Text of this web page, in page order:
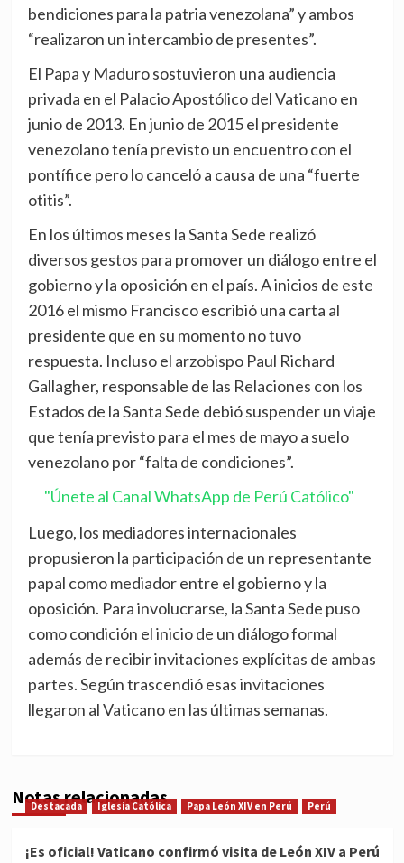
bendiciones para la patria venezolana” y ambos
“realizaron un intercambio de presentes”.
El Papa y Maduro sostuvieron una audiencia
privada en el Palacio Apostólico del Vaticano en
junio de 2013. En junio de 2015 el presidente
venezolano tenía previsto un encuentro con el
pontífice pero lo canceló a causa de una “fuerte
otitis”.
En los últimos meses la Santa Sede realizó
diversos gestos para promover un diálogo entre el
gobierno y la oposición en el país. A inicios de este
2016 el mismo Francisco escribió una carta al
presidente que en su momento no tuvo
respuesta. Incluso el arzobispo Paul Richard
Gallagher, responsable de las Relaciones con los
Estados de la Santa Sede debió suspender un viaje
que tenía previsto para el mes de mayo a suelo
venezolano por “falta de condiciones”.
"Únete al Canal WhatsApp de Perú Católico"
Luego, los mediadores internacionales
propusieron la participación de un representante
papal como mediador entre el gobierno y la
oposición. Para involucrarse, la Santa Sede puso
como condición el inicio de un diálogo formal
además de recibir invitaciones explícitas de ambas
partes. Según trascendió esas invitaciones
llegaron al Vaticano en las últimas semanas.
Notas relacionadas
Destacada Iglesia Católica Papa León XIV en Perú Perú
¡Es oficial! Vaticano confirmó visita de León XIV a Perú